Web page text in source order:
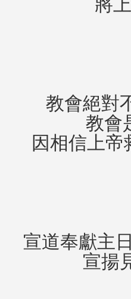
將
教會絕對
教會
因相信上帝
宣道奉獻主
宣揚